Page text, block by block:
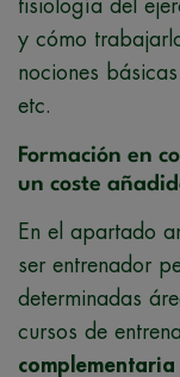
fisiología del
y cómo
nociones
etc.
Formación en
un coste
En el apartado
ser entrenador
determinadas
cursos de
complementaria